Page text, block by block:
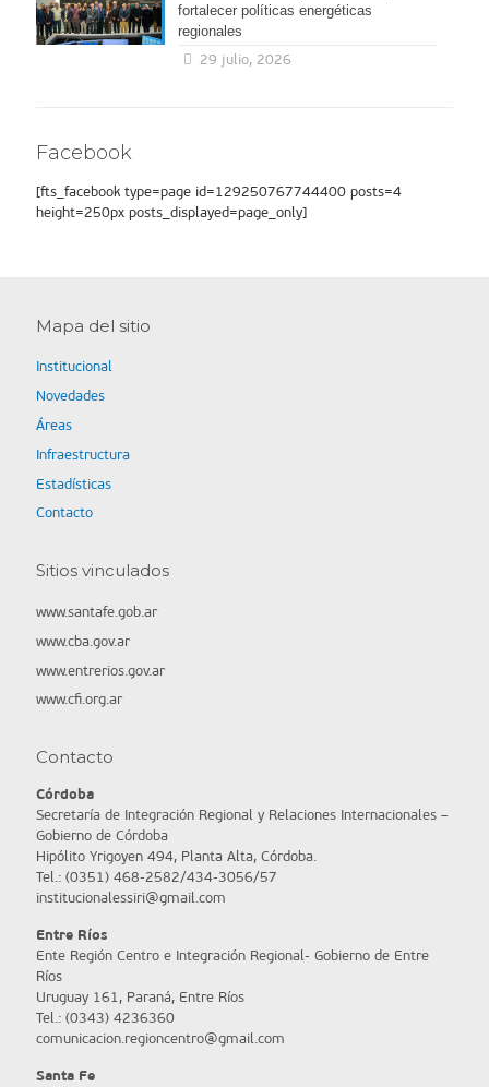
fortalecer políticas energéticas
regionales
29 julio, 2026
Facebook
[fts_facebook type=page id=129250767744400 posts=4
height=250px posts_displayed=page_only]
Mapa del sitio
Institucional
Novedades
Áreas
Infraestructura
Estadísticas
Contacto
Sitios vinculados
www.santafe.gob.ar
www.cba.gov.ar
www.entrerios.gov.ar
www.cfi.org.ar
Contacto
Córdoba
Secretaría de Integración Regional y Relaciones Internacionales –
Gobierno de Córdoba
Hipólito Yrigoyen 494, Planta Alta, Córdoba.
Tel.: (0351) 468-2582/434-3056/57
institucionalessiri@gmail.com
Entre Ríos
Ente Región Centro e Integración Regional- Gobierno de Entre
Ríos
Uruguay 161, Paraná, Entre Ríos
Tel.: (0343) 4236360
comunicacion.regioncentro@gmail.com
Santa Fe